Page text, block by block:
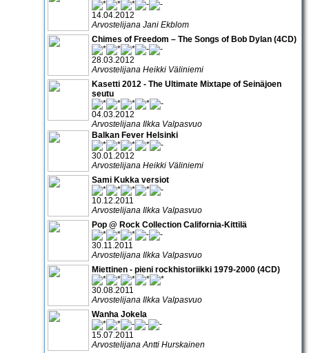
14.04.2012
Arvostelijana Jani Ekblom
Chimes of Freedom – The Songs of Bob Dylan (4CD)
28.03.2012
Arvostelijana Heikki Väliniemi
Kasetti 2012 - The Ultimate Mixtape of Seinäjoen
seutu
04.03.2012
Arvostelijana Ilkka Valpasvuo
Balkan Fever Helsinki
30.01.2012
Arvostelijana Heikki Väliniemi
Sami Kukka versiot
10.12.2011
Arvostelijana Ilkka Valpasvuo
Pop @ Rock Collection California-Kittilä
30.11.2011
Arvostelijana Ilkka Valpasvuo
Miettinen - pieni rockhistoriikki 1979-2000 (4CD)
30.08.2011
Arvostelijana Ilkka Valpasvuo
Wanha Jokela
15.07.2011
Arvostelijana Antti Hurskainen